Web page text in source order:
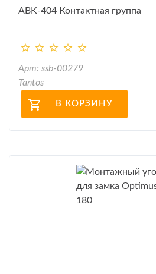
ABK-404 Контактная группа
Арт: ssb-00279
Tantos
В КОРЗИНУ